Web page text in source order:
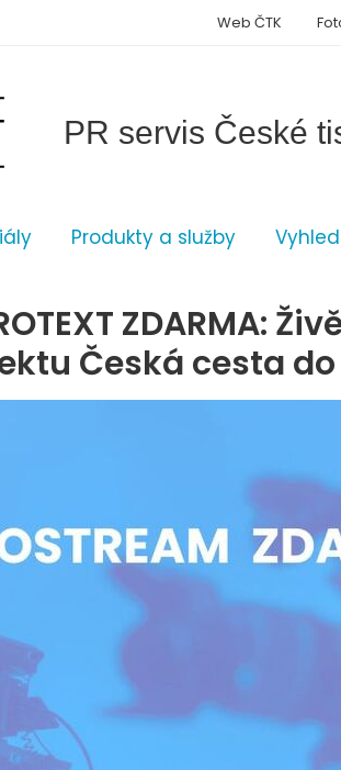
PR servis České
Produkty a služby
Web ČTK
ZDARMA:
Česká cesta